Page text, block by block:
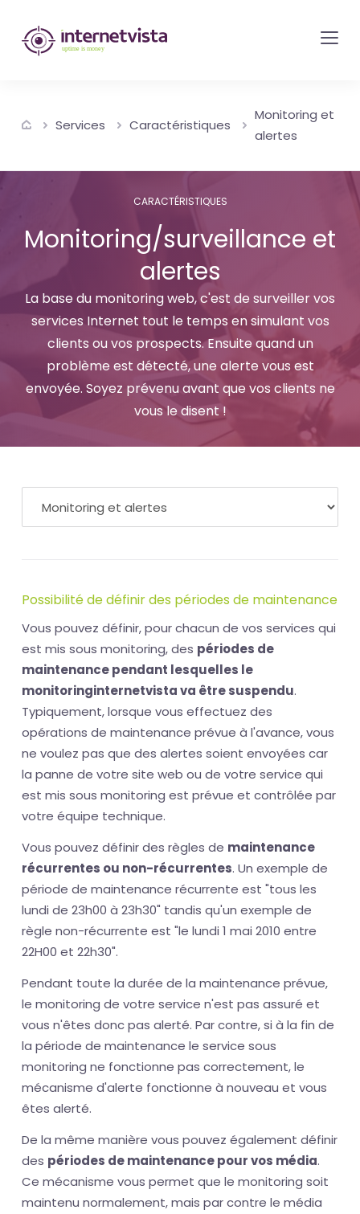
internetvista
monitoring
de
web
de
services
internet-
Uptime
is
money
Services Caractéristiques
Monitoring et
alertes
CARACTÉRISTIQUES
Monitoring/surveillance et
alertes
La base du monitoring web, c'est de surveiller vos
services Internet tout le temps en simulant vos
clients ou vos prospects. Ensuite quand un
problème est détecté, une alerte vous est
envoyée. Soyez prévenu avant que vos clients ne
vous le disent !
Possibilité de définir des périodes de maintenance
Vous pouvez définir, pour chacun de vos services qui
est mis sous monitoring, des périodes de
maintenance pendant lesquelles le
monitoringinternetvista va être suspendu.
Typiquement, lorsque vous effectuez des
opérations de maintenance prévue à l'avance, vous
ne voulez pas que des alertes soient envoyées car
la panne de votre site web ou de votre service qui
est mis sous monitoring est prévue et contrôlée par
votre équipe technique.
Vous pouvez définir des règles de maintenance
récurrentes ou non-récurrentes. Un exemple de
période de maintenance récurrente est "tous les
lundi de 23h00 à 23h30" tandis qu'un exemple de
règle non-récurrente est "le lundi 1 mai 2010 entre
22H00 et 22h30".
Pendant toute la durée de la maintenance prévue,
le monitoring de votre service n'est pas assuré et
vous n'êtes donc pas alerté. Par contre, si à la fin de
la période de maintenance le service sous
monitoring ne fonctionne pas correctement, le
mécanisme d'alerte fonctionne à nouveau et vous
êtes alerté.
De la même manière vous pouvez également définir
des périodes de maintenance pour vos média.
Ce mécanisme vous permet que le monitoring soit
maintenu normalement, mais par contre le média